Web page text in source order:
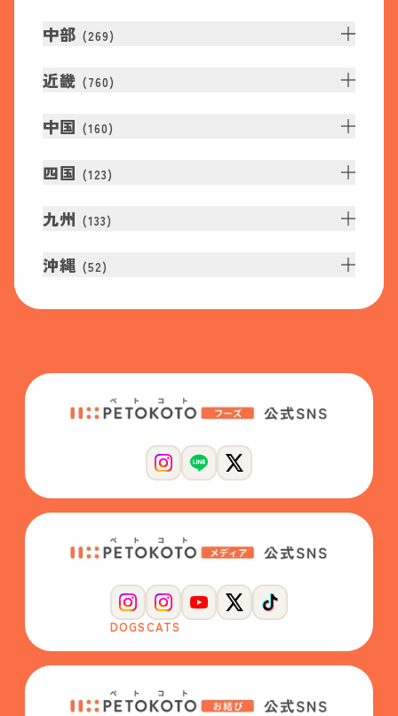
中部 (269)
近畿 (760)
中国 (160)
四国 (123)
九州 (133)
沖縄 (52)
DOGSCATS